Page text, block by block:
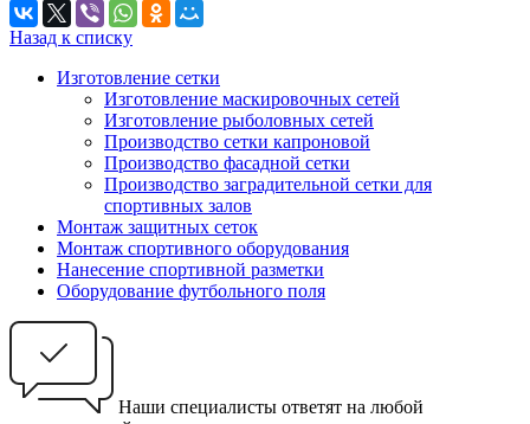
Назад к списку
Изготовление сетки
Изготовление маскировочных сетей
Изготовление рыболовных сетей
Производство сетки капроновой
Производство фасадной сетки
Производство заградительной сетки для
спортивных залов
Монтаж защитных сеток
Монтаж спортивного оборудования
Нанесение спортивной разметки
Оборудование футбольного поля
Наши специалисты ответят на любой